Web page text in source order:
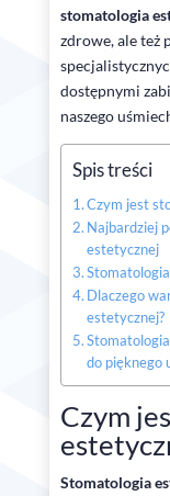
stomatologia
zdrowe, ale też
dostępnymi
naszego
Spis treści
Czym jest
Najbardziej
estetycznej
Dlaczego
estetycznej?
do pięknego
Czym
Stomatologia